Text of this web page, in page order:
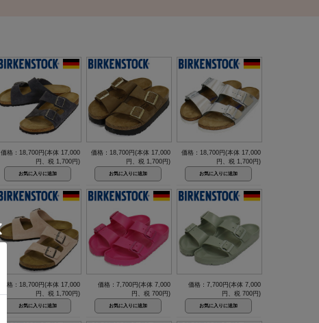
価格：18,700円(本体 17,000
円、税 1,700円)
価格：18,700円(本体 17,000
円、税 1,700円)
価格：18,700円(本体 17,000
円、税 1,700円)
価格：18,700円(本体 17,000
円、税 1,700円)
価格：7,700円(本体 7,000
円、税 700円)
価格：7,700円(本体 7,000
円、税 700円)